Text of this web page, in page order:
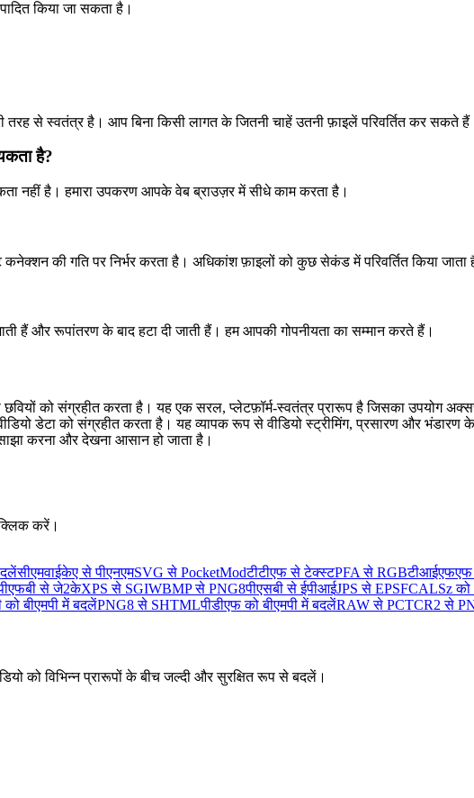
किया जा सकता है।
तरह से स्वतंत्र है। आप बिना किसी लागत के जितनी चाहें उतनी फ़ाइलें परिवर्तित कर सकते
है?
नहीं है। हमारा उपकरण आपके वेब ब्राउज़र में सीधे काम करता है।
की गति पर निर्भर करता है। अधिकांश फ़ाइलों को कुछ सेकंड में परिवर्तित किया जाता
हैं और रूपांतरण के बाद हटा दी जाती हैं। हम आपकी गोपनीयता का सम्मान करते हैं।
छवियों को संग्रहीत करता है। यह एक सरल, प्लेटफ़ॉर्म-स्वतंत्र प्रारूप है जिसका उपयोग
डेटा को संग्रहीत करता है। यह व्यापक रूप से वीडियो स्ट्रीमिंग, प्रसारण और भंडारण
करना और देखना आसान हो जाता है।
करें।
सीएमवाईकेए से पीएनएमSVG से PocketModटीटीएफ से टेक्स्टPFA से RGBटीआईएफएफ
से जे2केXPS से SGIWBMP से PNG8पीएसबी से ईपीआईJPS से EPSFCALSz
को बीएमपी में बदलेंPNG8 से SHTMLपीडीएफ को बीएमपी में बदलेंRAW से PCTCR2 से
को विभिन्न प्रारूपों के बीच जल्दी और सुरक्षित रूप से बदलें।